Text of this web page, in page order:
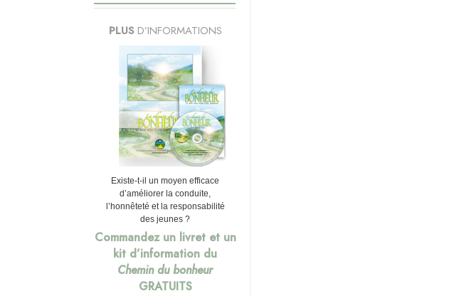
PLUS D’INFORMATIONS
Existe-t-il un moyen efficace
d’améliorer la conduite,
l’honnêteté et la responsabilité
des jeunes ?
Commandez un livret et un
kit d’information du
Chemin du bonheur
GRATUITS